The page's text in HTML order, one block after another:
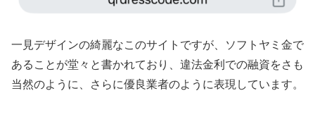
一見デザインの綺麗なこのサイトですが、ソフトヤミ金で
あることが堂々と書かれており、違法金利での融資をさも
当然のように、さらに優良業者のように表現しています。